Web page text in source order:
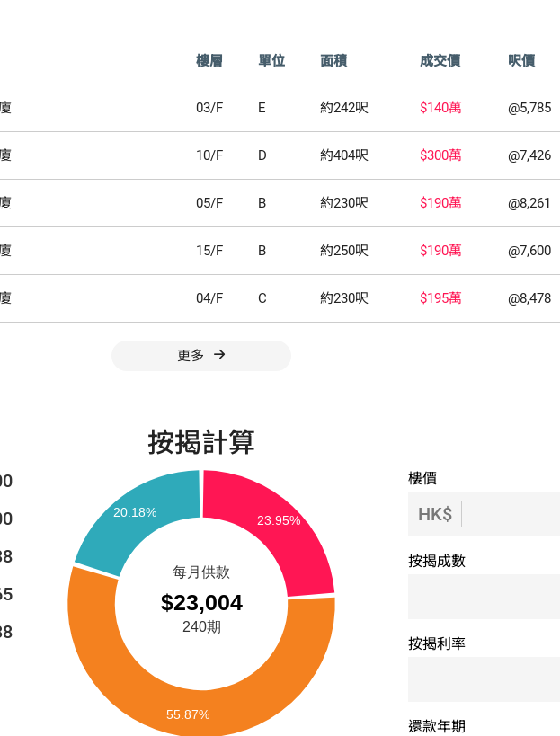
樓層 單位 面積 成交價 呎價
03/F E 約242呎 $140萬 @5,785
10/F D 約404呎 $300萬 @7,426
05/F B 約230呎 $190萬 @8,261
15/F B 約250呎 $190萬 @7,600
04/F C 約230呎 $195萬 @8,478
更多
按揭計算
樓價
HK$
按揭成數
按揭利率
還款年期